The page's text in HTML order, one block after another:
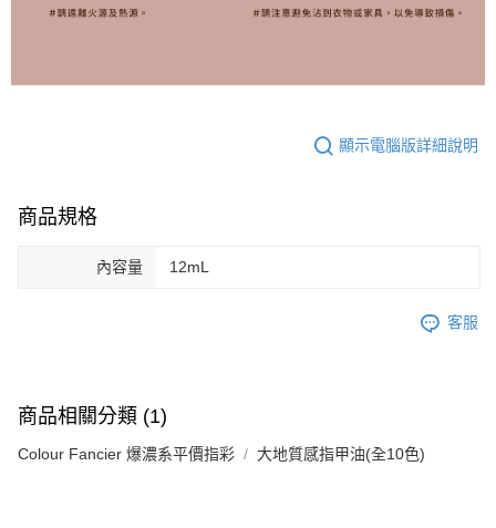
顯示電腦版詳細說明
商品規格
內容量 12mL
客服
商品相關分類 (1)
Colour Fancier 爆濃系平價指彩 大地質感指甲油(全10色)